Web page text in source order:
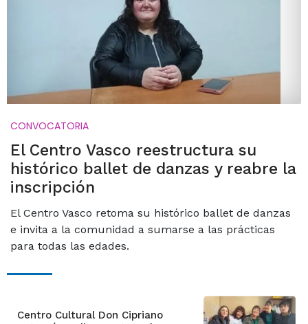
CONVOCATORIA
El Centro Vasco reestructura su
histórico ballet de danzas y reabre la
inscripción
El Centro Vasco retoma su histórico ballet de danzas
e invita a la comunidad a sumarse a las prácticas
para todas las edades.
Centro Cultural Don Cipriano